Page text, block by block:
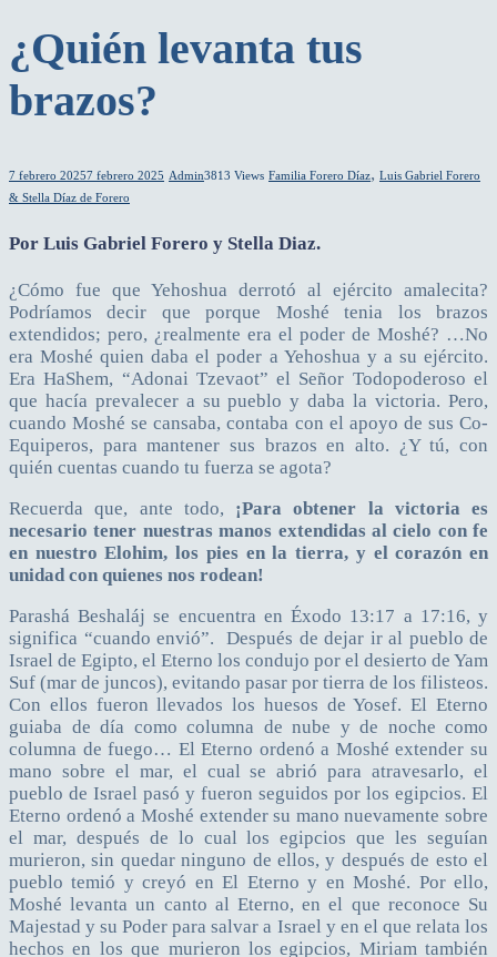
¿Quién levanta tus
brazos?
7 febrero 20257 febrero 2025 Admin3813 Views Familia Forero Díaz, Luis Gabriel Forero
& Stella Díaz de Forero
Por Luis Gabriel Forero y Stella Diaz.
¿Cómo fue que Yehoshua derrotó al ejército amalecita?
Podríamos decir que porque Moshé tenia los brazos
extendidos; pero, ¿realmente era el poder de Moshé? …No
era Moshé quien daba el poder a Yehoshua y a su ejército.
Era HaShem, “Adonai Tzevaot” el Señor Todopoderoso el
que hacía prevalecer a su pueblo y daba la victoria. Pero,
cuando Moshé se cansaba, contaba con el apoyo de sus Co-
Equiperos, para mantener sus brazos en alto. ¿Y tú, con
quién cuentas cuando tu fuerza se agota?
Recuerda que, ante todo, ¡Para obtener la victoria es
necesario tener nuestras manos extendidas al cielo con fe
en nuestro Elohim, los pies en la tierra, y el corazón en
unidad con quienes nos rodean!
Parashá Beshaláj se encuentra en Éxodo 13:17 a 17:16, y
significa “cuando envió”. Después de dejar ir al pueblo de
Israel de Egipto, el Eterno los condujo por el desierto de Yam
Suf (mar de juncos), evitando pasar por tierra de los filisteos.
Con ellos fueron llevados los huesos de Yosef. El Eterno
guiaba de día como columna de nube y de noche como
columna de fuego… El Eterno ordenó a Moshé extender su
mano sobre el mar, el cual se abrió para atravesarlo, el
pueblo de Israel pasó y fueron seguidos por los egipcios. El
Eterno ordenó a Moshé extender su mano nuevamente sobre
el mar, después de lo cual los egipcios que les seguían
murieron, sin quedar ninguno de ellos, y después de esto el
pueblo temió y creyó en El Eterno y en Moshé. Por ello,
Moshé levanta un canto al Eterno, en el que reconoce Su
Majestad y su Poder para salvar a Israel y en el que relata los
hechos en los que murieron los egipcios, Miriam también